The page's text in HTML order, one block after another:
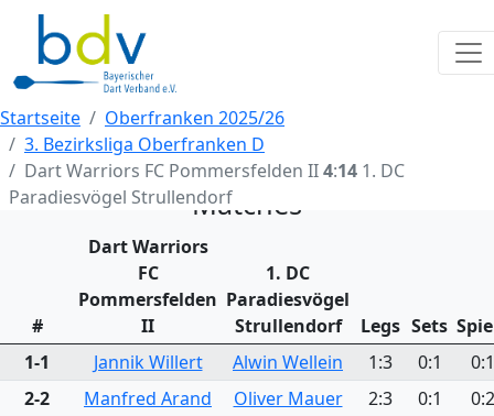
Startseite
Oberfranken 2025/26
3. Bezirksliga Oberfranken D
Dart Warriors FC Pommersfelden II4:14 1. DC
Paradiesvögel StrullendorfMatches
#
Dart Warriors
FC
Pommersfelden
II
1. DC
Paradiesvögel
Strullendorf
Legs Sets
1-1
Jannik Willert Alwin Wellein 1:3 0:1
0:1
2-2
Manfred Arand Oliver Mauer 2:3 0:1
0:2